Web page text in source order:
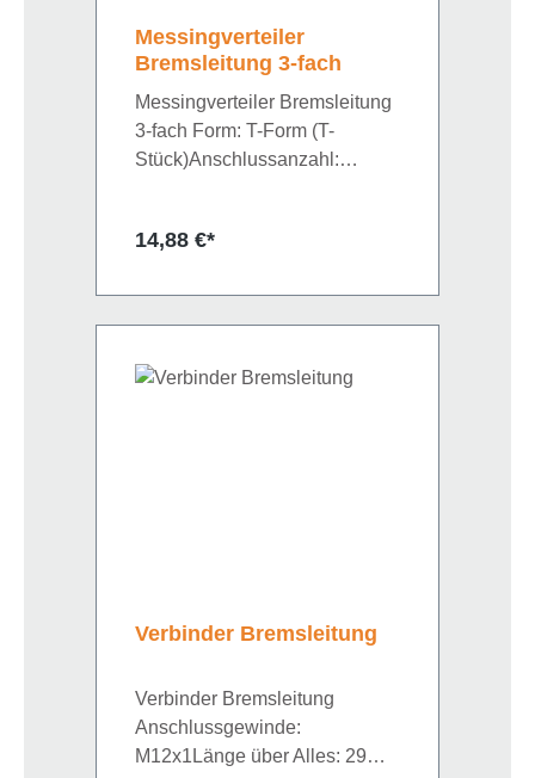
Messingverteiler
Bremsleitung 3-fach
Messingverteiler Bremsleitung
3-fach Form: T-Form (T-
Stück)Anschlussanzahl:
FlanschbefestigungBohrung-Ø:
10,0/31,5Länge: 36 mm
Regulärer Preis:
14,88 €*
Verbinder Bremsleitung
Verbinder Bremsleitung
Anschlussgewinde:
M12x1Länge über Alles: 29